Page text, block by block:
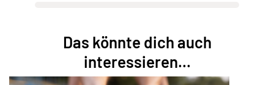
Das könnte dich auch
interessieren...